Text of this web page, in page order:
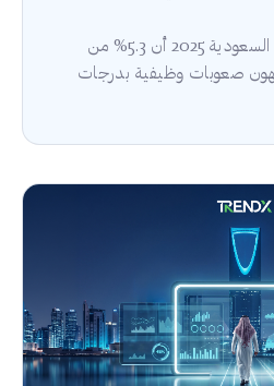
تكشف إحصاءات الإعاقة في السعودية 2025 أن 5.3% من
يواجهون صعوبات وظيفية بدرجات